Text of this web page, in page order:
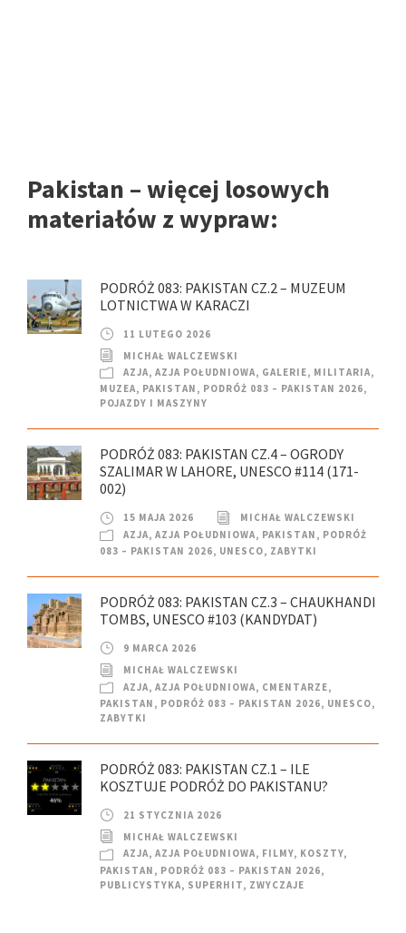
Pakistan – więcej losowych
materiałów z wypraw:
PODRÓŻ 083: PAKISTAN CZ.2 – MUZEUM
LOTNICTWA W KARACZI
11 LUTEGO 2026
MICHAŁ WALCZEWSKI
AZJA, AZJA POŁUDNIOWA, GALERIE, MILITARIA,
MUZEA, PAKISTAN , PODRÓŻ 083 – PAKISTAN 2026,
POJAZDY I MASZYNY
PODRÓŻ 083: PAKISTAN CZ.4 – OGRODY
SZALIMAR W LAHORE, UNESCO #114 (171-
002)
15 MAJA 2026
MICHAŁ WALCZEWSKI
AZJA, AZJA POŁUDNIOWA, PAKISTAN , PODRÓŻ
083 – PAKISTAN 2026, UNESCO, ZABYTKI
PODRÓŻ 083: PAKISTAN CZ.3 – CHAUKHANDI
TOMBS, UNESCO #103 (KANDYDAT)
9 MARCA 2026
MICHAŁ WALCZEWSKI
AZJA, AZJA POŁUDNIOWA, CMENTARZE,
PAKISTAN , PODRÓŻ 083 – PAKISTAN 2026, UNESCO,
ZABYTKI
PODRÓŻ 083: PAKISTAN CZ.1 – ILE
KOSZTUJE PODRÓŻ DO PAKISTANU?
21 STYCZNIA 2026
MICHAŁ WALCZEWSKI
AZJA, AZJA POŁUDNIOWA, FILMY, KOSZTY,
PAKISTAN , PODRÓŻ 083 – PAKISTAN 2026,
PUBLICYSTYKA, SUPERHIT, ZWYCZAJE